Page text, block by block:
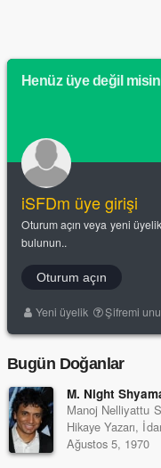
Henüz üye değil
iSFDm üye girişi
Oturum açın veya yeni
bulunun..
Oturum açın
Yeni üyelik Şifremi
Bugün Doğanlar
M. Night
Manoj Nelliyattu
Hikaye Yazarı,
Ağustos 5, 1970